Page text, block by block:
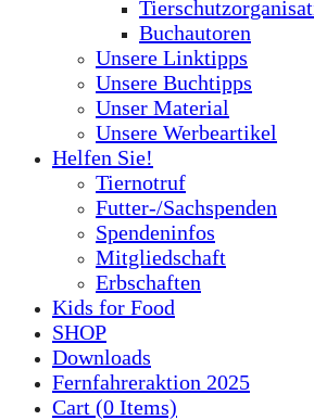
Buchautoren
Unsere Linktipps
Unsere Buchtipps
Unser Material
Unsere Werbeartikel
Helfen Sie!
Tiernotruf
Futter-/Sachspenden
Spendeninfos
Mitgliedschaft
Erbschaften
Kids for Food
SHOP
Downloads
Fernfahreraktion 2025
Cart (0 Items)